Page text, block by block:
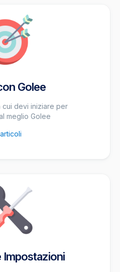
Golee
cui devi iniziare per
meglio Golee
articoli